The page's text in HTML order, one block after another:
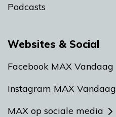
Podcasts
Websites & Social
Facebook MAX Vandaag
Instagram MAX Vandaag
MAX op sociale media